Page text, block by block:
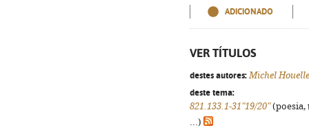
ADICIONADO
VER TÍTULOS
destes autores: Michel
deste tema:
821.133.1-31"19/20"(poesia,
...)